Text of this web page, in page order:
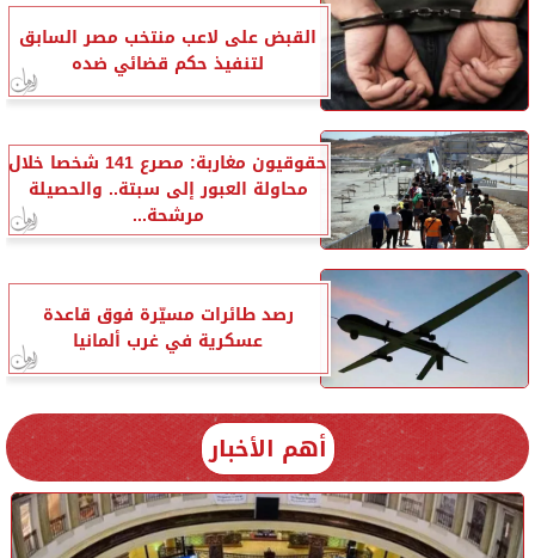
القبض على لاعب منتخب مصر السابق
لتنفيذ حكم قضائي ضده
حقوقيون مغاربة: مصرع 141 شخصا خلال
محاولة العبور إلى سبتة.. والحصيلة
مرشحة...
رصد طائرات مسيّرة فوق قاعدة
عسكرية في غرب ألمانيا
أهم الأخبار